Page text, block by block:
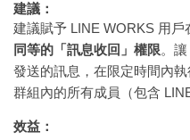
建議：
建議賦予 LINE WORKS 用
同等的「訊息收回」權限。
發送的訊息，在限定時間內
群組內的所有成員（包含
效益：